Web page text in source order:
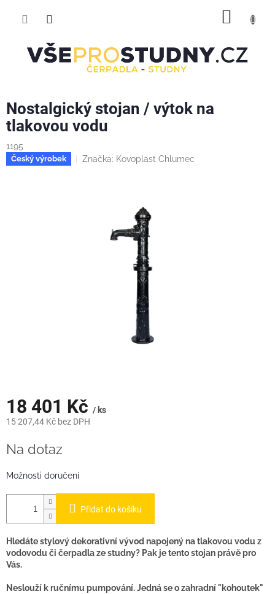
Nostalgický stojan / výtok na
tlakovou vodu
1195
Český výrobek Značka: Kovoplast Chlumec
18 401 Kč / ks
15 207,44 Kč bez DPH
Měrná
Na dotaz
Možnosti doručení
Přidat do košíku
Hledáte stylový dekorativní vývod napojený na tlakovou vodu z
vodovodu či čerpadla ze studny? Pak je tento stojan právě pro
Vás.
Neslouží k ručnímu pumpování. Jedná se o zahradní "kohoutek"